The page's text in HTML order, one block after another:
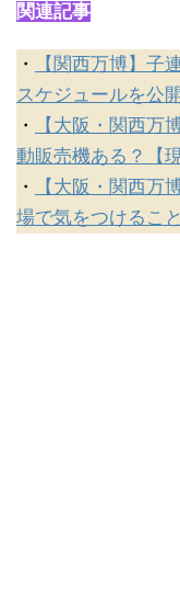
関連記事
・
【関西万博】
スケジュールを公
・
【大阪・関西万
動販売機ある？【
・
【大阪・関西万
場で気をつけるこ